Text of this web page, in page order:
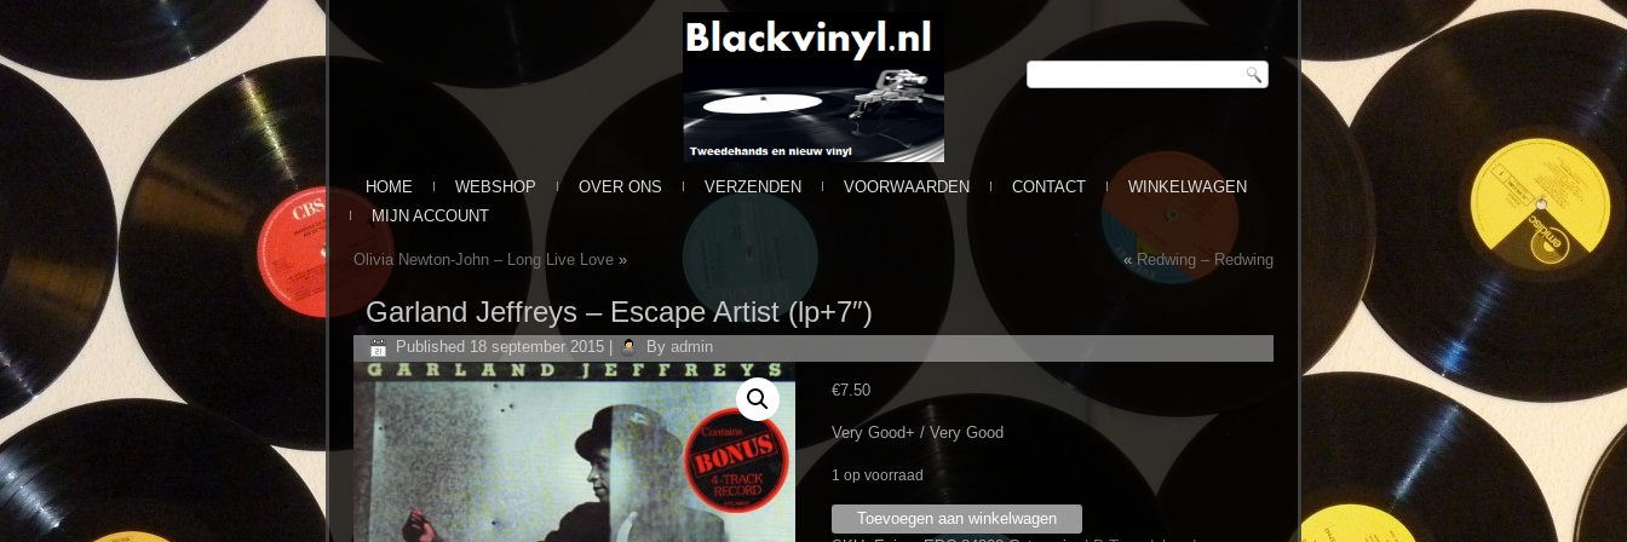
HOME WEBSHOP OVER ONS VERZENDEN VOORWAARDEN CONTACT
WINKELWAGEN
MIJN ACCOUNT
Olivia Newton-John ‎– Long Live Love» «Redwing – Redwing
Garland Jeffreys ‎– Escape Artist (lp+7″)
Published 18 september 2015| By admin
€7.50
Very Good+ / Very Good
1 op voorraad
Garland
Toevoegen aan winkelwagen